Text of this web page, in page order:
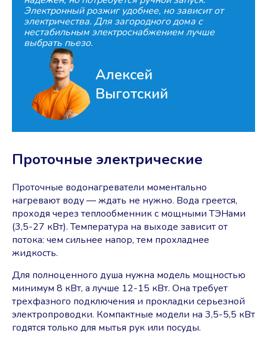
Электронный розжиг удобнее, но зависит от
электричества. Для загородного дома с
нестабильным электроснабжением лучше
выбрать пьезо.
Алексей
Выготский
Проточные электрические
Проточные водонагреватели моментально
нагревают воду ― ждать не нужно. Вода греется,
проходя через теплообменник с мощными ТЭНами
(3,5-27 кВт). Температура на выходе зависит от
потока: чем сильнее напор, тем прохладнее
жидкость.
Для полноценного душа нужна модель мощностью
минимум 8 кВт, а лучше 12-15 кВт. Она требует
трехфазного подключения и прокладки серьезной
электропроводки. Компактные модели на 3,5-5,5 кВт
годятся только для мытья рук или посуды.